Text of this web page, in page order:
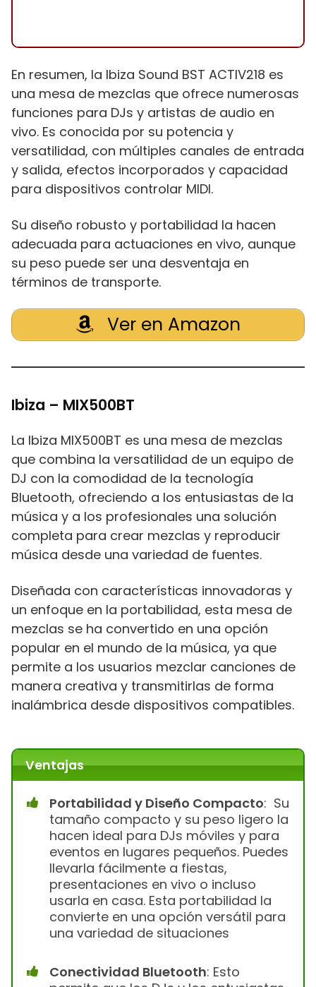
En resumen, la Ibiza Sound BST ACTIV218 es
una mesa de mezclas que ofrece numerosas
funciones para DJs y artistas de audio en
vivo. Es conocida por su potencia y
versatilidad, con múltiples canales de entrada
y salida, efectos incorporados y capacidad
para dispositivos controlar MIDI.
Su diseño robusto y portabilidad la hacen
adecuada para actuaciones en vivo, aunque
su peso puede ser una desventaja en
términos de transporte.
Ver en Amazon
Ibiza – MIX500BT
La Ibiza MIX500BT es una mesa de mezclas
que combina la versatilidad de un equipo de
DJ con la comodidad de la tecnología
Bluetooth, ofreciendo a los entusiastas de la
música y a los profesionales una solución
completa para crear mezclas y reproducir
música desde una variedad de fuentes.
Diseñada con características innovadoras y
un enfoque en la portabilidad, esta mesa de
mezclas se ha convertido en una opción
popular en el mundo de la música, ya que
permite a los usuarios mezclar canciones de
manera creativa y transmitirlas de forma
inalámbrica desde dispositivos compatibles.
Ventajas
Portabilidad y Diseño Compacto: Su
tamaño compacto y su peso ligero la
hacen ideal para DJs móviles y para
eventos en lugares pequeños. Puedes
llevarla fácilmente a fiestas,
presentaciones en vivo o incluso
usarla en casa. Esta portabilidad la
convierte en una opción versátil para
una variedad de situaciones
Conectividad Bluetooth: Esto